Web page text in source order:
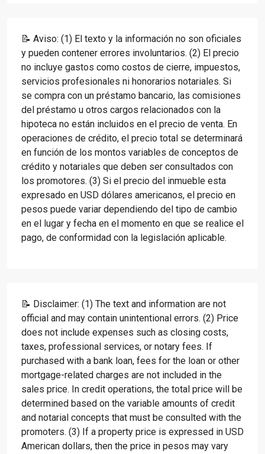
📝 Aviso: (1) El texto y la información no son oficiales
y pueden contener errores involuntarios. (2) El precio
no incluye gastos como costos de cierre, impuestos,
servicios profesionales ni honorarios notariales. Si
se compra con un préstamo bancario, las comisiones
del préstamo u otros cargos relacionados con la
hipoteca no están incluidos en el precio de venta. En
operaciones de crédito, el precio total se determinará
en función de los montos variables de conceptos de
crédito y notariales que deben ser consultados con
los promotores. (3) Si el precio del inmueble esta
expresado en USD dólares americanos, el precio en
pesos puede variar dependiendo del tipo de cambio
en el lugar y fecha en el momento en que se realice el
pago, de conformidad con la legislación aplicable.
📝 Disclaimer: (1) The text and information are not
official and may contain unintentional errors. (2) Price
does not include expenses such as closing costs,
taxes, professional services, or notary fees. If
purchased with a bank loan, fees for the loan or other
mortgage-related charges are not included in the
sales price. In credit operations, the total price will be
determined based on the variable amounts of credit
and notarial concepts that must be consulted with the
promoters. (3) If a property price is expressed in USD
American dollars, then the price in pesos may vary